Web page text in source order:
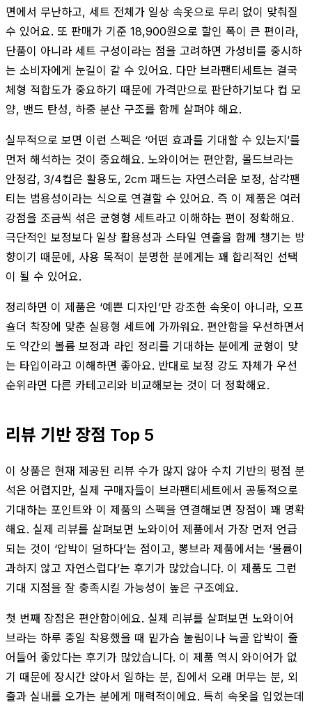
면에서 무난하고, 세트 전체가 일상 속옷으로 무리 없이 맞춰질
수 있어요. 또 판매가 기준 18,900원으로 할인 폭이 큰 편이라,
단품이 아니라 세트 구성이라는 점을 고려하면 가성비를 중시하
는 소비자에게 눈길이 갈 수 있어요. 다만 브라팬티세트는 결국
체형 적합도가 중요하기 때문에 가격만으로 판단하기보다 컵 모
양, 밴드 탄성, 하중 분산 구조를 함께 살펴야 해요.
실무적으로 보면 이런 스펙은 ‘어떤 효과를 기대할 수 있는지’를
먼저 해석하는 것이 중요해요. 노와이어는 편안함, 몰드브라는
안정감, 3/4컵은 활용도, 2cm 패드는 자연스러운 보정, 삼각팬
티는 범용성이라는 식으로 연결할 수 있어요. 즉 이 제품은 여러
강점을 조금씩 섞은 균형형 세트라고 이해하는 편이 정확해요.
극단적인 보정보다 일상 활용성과 스타일 연출을 함께 챙기는 방
향이기 때문에, 사용 목적이 분명한 분에게는 꽤 합리적인 선택
이 될 수 있어요.
정리하면 이 제품은 ‘예쁜 디자인’만 강조한 속옷이 아니라, 오프
숄더 착장에 맞춘 실용형 세트에 가까워요. 편안함을 우선하면서
도 약간의 볼륨 보정과 라인 정리를 기대하는 분에게 균형이 맞
는 타입이라고 이해하면 좋아요. 반대로 보정 강도 자체가 우선
순위라면 다른 카테고리와 비교해보는 것이 더 정확해요.
리뷰 기반 장점 Top 5
이 상품은 현재 제공된 리뷰 수가 많지 않아 수치 기반의 평점 분
석은 어렵지만, 실제 구매자들이 브라팬티세트에서 공통적으로
기대하는 포인트와 이 제품의 스펙을 연결해보면 장점이 꽤 명확
해요. 실제 리뷰를 살펴보면 노와이어 제품에서 가장 먼저 언급
되는 것이 ‘압박이 덜하다’는 점이고, 뽕브라 제품에서는 ‘볼륨이
과하지 않고 자연스럽다’는 후기가 많았습니다. 이 제품도 그런
기대 지점을 잘 충족시킬 가능성이 높은 구조예요.
첫 번째 장점은 편안함이에요. 실제 리뷰를 살펴보면 노와이어
브라는 하루 종일 착용했을 때 밑가슴 눌림이나 늑골 압박이 줄
어들어 좋았다는 후기가 많았습니다. 이 제품 역시 와이어가 없
기 때문에 장시간 앉아서 일하는 분, 집에서 오래 머무는 분, 외
출과 실내를 오가는 분에게 매력적이에요. 특히 속옷을 입었는데